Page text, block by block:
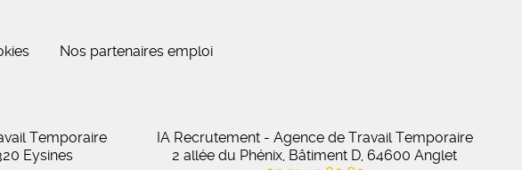
Nos partenaires emploi
Temporaire
Eysines
IA Recrutement - Agence de Travail Temporaire
2 allée du Phénix, Bâtiment D, 64600 Anglet